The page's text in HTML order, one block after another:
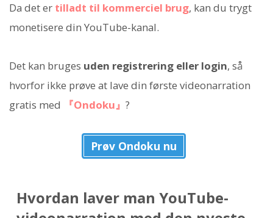
Da det er tilladt til kommerciel brug, kan du trygt
monetisere din YouTube-kanal.
Det kan bruges uden registrering eller login, så
hvorfor ikke prøve at lave din første videonarration
gratis med
『Ondoku』 ?
Prøv Ondoku nu
Hvordan laver man YouTube-